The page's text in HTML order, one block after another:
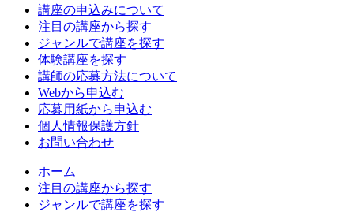
講座の申込みについて
注目の講座から探す
ジャンルで講座を探す
体験講座を探す
講師の応募方法について
Webから申込む
応募用紙から申込む
個人情報保護方針
お問い合わせ
ホーム
注目の講座から探す
ジャンルで講座を探す